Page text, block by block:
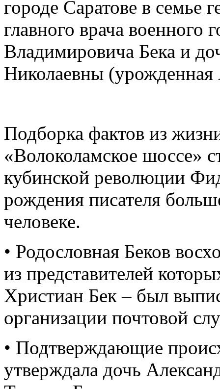
городе Саратове в семье
главного врача военного
Владимировича Бека и
Николаевны (урожденная
Подборка фактов из
«Волоколамское шоссе»
кубинской революции
рождения писателя
человеке.
• Родословная Беков
из представителей
Христиан Бек – был
организации почтовой
• Подтверждающие
утверждала дочь